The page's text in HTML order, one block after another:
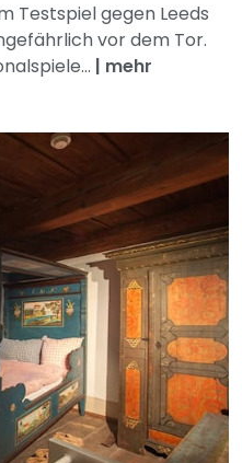
Testspiel gegen Leeds
vor dem Tor.
| mehr